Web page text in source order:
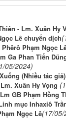
- Lm. Xuân Hy
Lê chuyển dịch
Phạm Ngọc
Ga Phan Tiến
05/2024)
(Nhiều tác giả)
Xuân Hy Vọng
GB Phạm Hồng
mục Inhaxiô
Ngọc Lê(17/